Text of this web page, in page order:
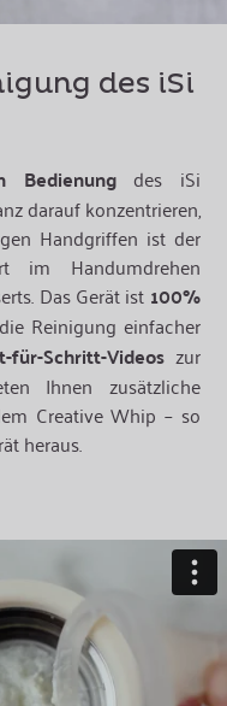
des iSi
Bedienungdes iSi
darauf konzentrieren,
Handgriffen ist der
im Handumdrehen
Das Gerät ist 100%
Reinigung einfacher
für-Schritt-Videos zur
Ihnen zusätzliche
Creative Whip – so
heraus.